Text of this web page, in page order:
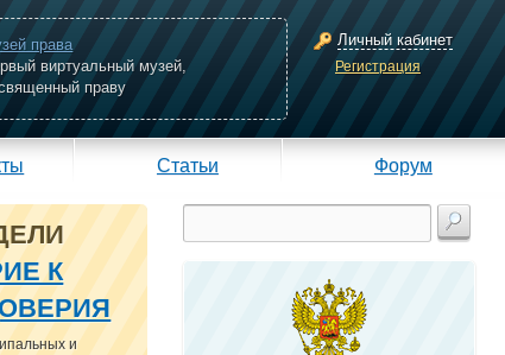
права
виртуальный музей,
праву
Личный кабинет
Регистрация
Статьи Форум
К
и